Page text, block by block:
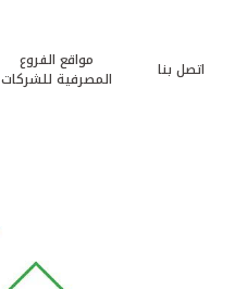
اتصل بنا
مواقع الفروع
المصرفية للشركات